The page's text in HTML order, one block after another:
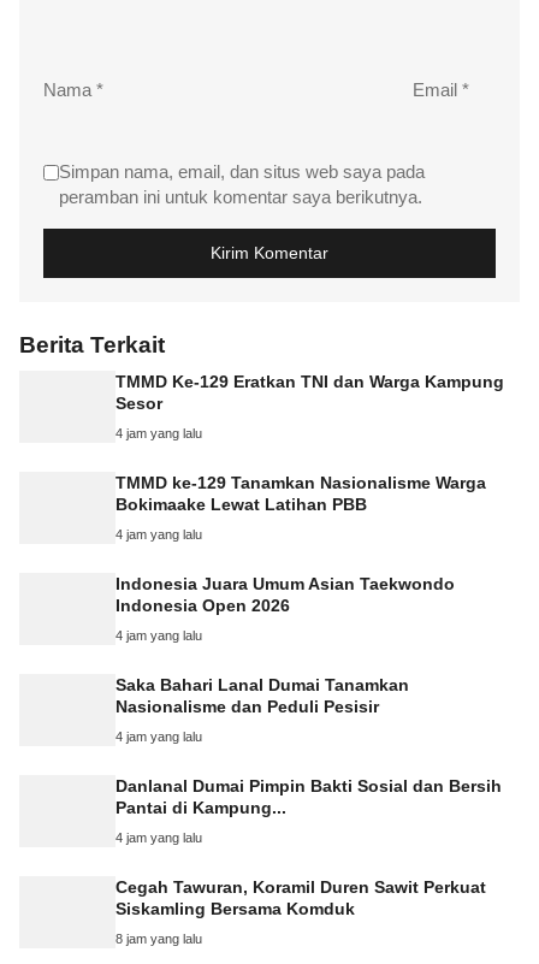
Nama * Email *
Simpan nama, email, dan situs web saya pada
peramban ini untuk komentar saya berikutnya.
Berita Terkait
TMMD Ke-129 Eratkan TNI dan Warga Kampung
Sesor
4 jam yang lalu
TMMD ke-129 Tanamkan Nasionalisme Warga
Bokimaake Lewat Latihan PBB
4 jam yang lalu
Indonesia Juara Umum Asian Taekwondo
Indonesia Open 2026
4 jam yang lalu
Saka Bahari Lanal Dumai Tanamkan
Nasionalisme dan Peduli Pesisir
4 jam yang lalu
Danlanal Dumai Pimpin Bakti Sosial dan Bersih
Pantai di Kampung...
4 jam yang lalu
Cegah Tawuran, Koramil Duren Sawit Perkuat
Siskamling Bersama Komduk
8 jam yang lalu